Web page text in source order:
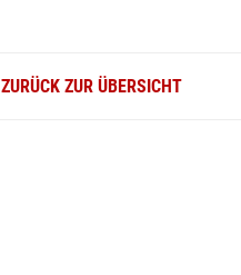
ZURÜCK ZUR ÜBERSICHT